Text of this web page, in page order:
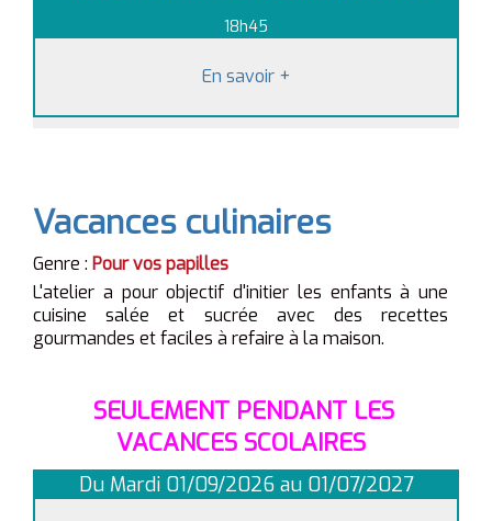
18h45
En savoir +
Vacances culinaires
Genre : Pour vos papilles
L'atelier a pour objectif d'initier les enfants à une
cuisine salée et sucrée avec des recettes
gourmandes et faciles à refaire à la maison.
SEULEMENT PENDANT LES
VACANCES SCOLAIRES
Du Mardi 01/09/2026 au 01/07/2027